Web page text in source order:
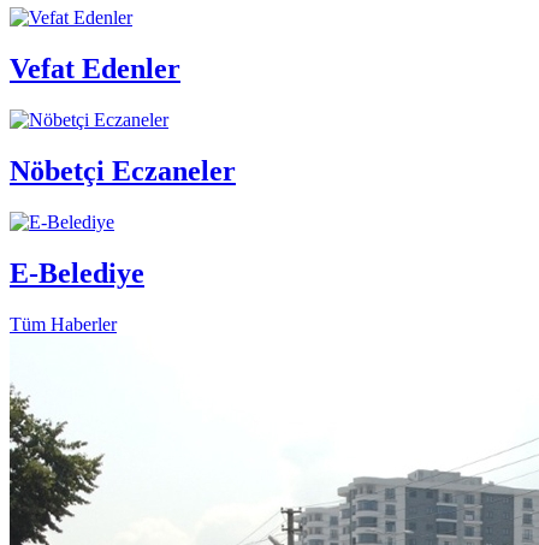
Vefat Edenler
Nöbetçi Eczaneler
E-Belediye
Tüm Haberler